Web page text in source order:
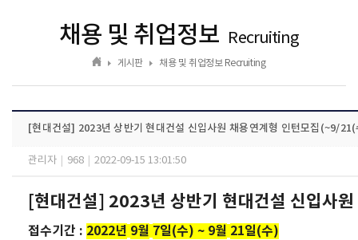
채용 및 취업정보 Recruiting
게시판 채용 및 취업정보 Recruiting
[현대건설] 2023년 상반기 현대건설 신입사원 채용연계형 인턴모집(~9/
관리자 968 2022-09-15 13:01:50
[현대건설] 2023년 상반기 현대건설 신입사
접수기간 : 2022년 9월 7일(수) ~ 9월 21일(수)